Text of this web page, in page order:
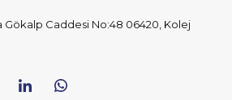
Gökalp Caddesi No:48 06420, Kolej
TED
TED